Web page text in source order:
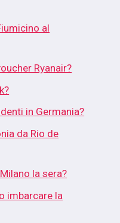
al
Ryanair?
in Germania?
da Rio de
la sera?
imbarcare la